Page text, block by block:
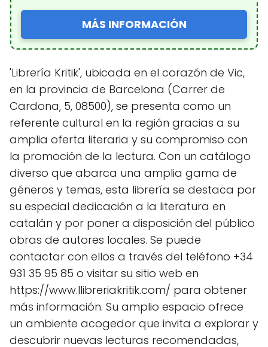
MÁS INFORMACIÓN
'Librería Kritik', ubicada en el corazón de Vic,
en la provincia de Barcelona (Carrer de
Cardona, 5, 08500), se presenta como un
referente cultural en la región gracias a su
amplia oferta literaria y su compromiso con
la promoción de la lectura. Con un catálogo
diverso que abarca una amplia gama de
géneros y temas, esta librería se destaca por
su especial dedicación a la literatura en
catalán y por poner a disposición del público
obras de autores locales. Se puede
contactar con ellos a través del teléfono +34
931 35 95 85 o visitar su sitio web en
https://www.llibreriakritik.com/ para obtener
más información. Su amplio espacio ofrece
un ambiente acogedor que invita a explorar y
descubrir nuevas lecturas recomendadas,